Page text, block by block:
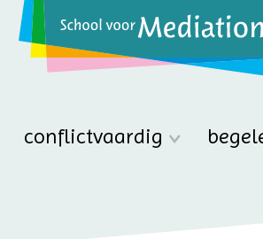
conflictvaardig